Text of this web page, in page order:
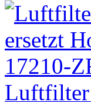
Luftfilter